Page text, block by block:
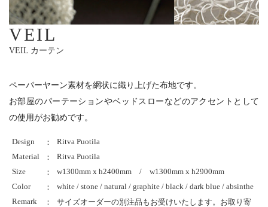
VEIL
VEIL カーテン
ペーパーヤーン素材を網状に織り上げた布地です。
お部屋のパーテーションやベッドスローなどのアクセントとして
の使用がお勧めです。
Design ：
Ritva Puotila
Material
：
Ritva Puotila
Size
：
w1300mm x h2400mm / w1300mm x h2900mm
Color
：
white / stone / natural / graphite / black / dark blue / absinthe
Remark
：
サイズオーダーの別注品もお受けいたします。お取り寄